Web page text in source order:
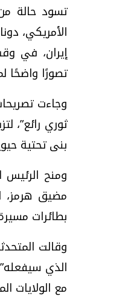
تسود حالة
الأمريكي،
إيران، في
تصورًا واضحًا
وجاءت
ثوري رائع”،
بنى تحتية
ومنح
مضيق هرمز،
بطائرات مسيرة، وهو
وقالت
الذي
مع الولايات
موجات الطقس الساخنة..